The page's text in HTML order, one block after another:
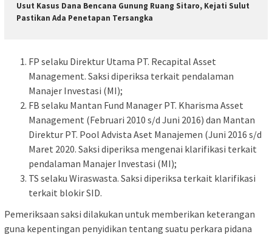
Usut Kasus Dana Bencana Gunung Ruang Sitaro, Kejati Sulut
Pastikan Ada Penetapan Tersangka
FP selaku Direktur Utama PT. Recapital Asset
Management. Saksi diperiksa terkait pendalaman
Manajer Investasi (MI);
FB selaku Mantan Fund Manager PT. Kharisma Asset
Management (Februari 2010 s/d Juni 2016) dan Mantan
Direktur PT. Pool Advista Aset Manajemen (Juni 2016 s/d
Maret 2020. Saksi diperiksa mengenai klarifikasi terkait
pendalaman Manajer Investasi (MI);
TS selaku Wiraswasta. Saksi diperiksa terkait klarifikasi
terkait blokir SID.
Pemeriksaan saksi dilakukan untuk memberikan keterangan
guna kepentingan penyidikan tentang suatu perkara pidana